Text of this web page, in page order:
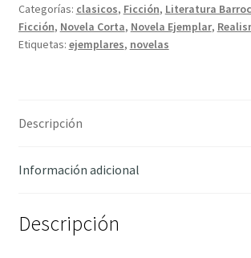
Cervantes
Saavedra,
Miguel
Categorías: clasicos, Ficción, Literatura
Ficción, Novela Corta, Novela Ejemplar,
Etiquetas: ejemplares, novelas
Descripción
Información adicional
Descripción